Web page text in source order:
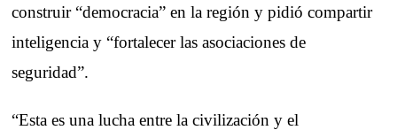
construir “democracia” en la región y pidió compartir
inteligencia y “fortalecer las asociaciones de
seguridad”.
“Esta es una lucha entre la civilización y el